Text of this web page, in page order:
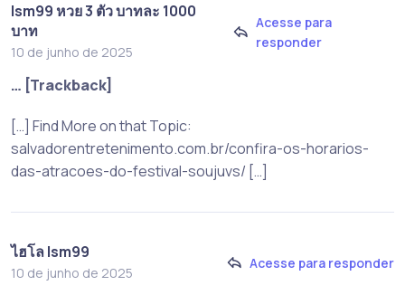
lsm99 หวย 3 ตัว บาทละ 1000
บาท
10 de junho de 2025
Acesse para
responder
… [Trackback]
[…] Find More on that Topic:
salvadorentretenimento.com.br/confira-os-horarios-
das-atracoes-do-festival-soujuvs/ […]
ไฮโล lsm99
10 de junho de 2025
Acesse para responder